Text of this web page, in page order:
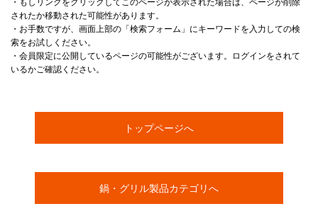
・もしリンクをクリックしてこのページが表示された場合は、ページが削除
されたか移動された可能性があります。
・お手数ですが、画面上部の「検索フォーム」にキーワードを入力しての検
索をお試しください。
・会員限定に公開しているページの可能性がございます。ログインをされて
いるかご確認ください。
トップページへ
鍋・グリル製品カテゴリへ